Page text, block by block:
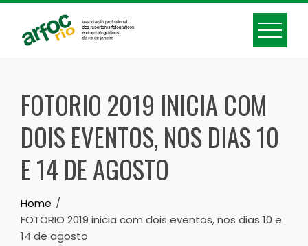
Skip
content
FOTORIO 2019 INICIA COM
DOIS EVENTOS, NOS DIAS 10
E 14 DE AGOSTO
Home
FOTORIO 2019 inicia com dois eventos, nos dias 10 e
14 de agosto